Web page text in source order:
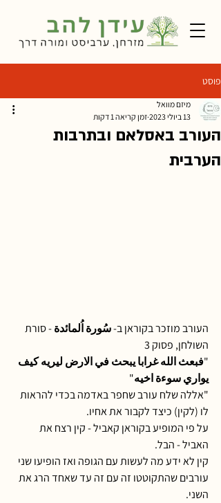
פוסט
העורב באסלאם ובתרבות
הערבית
מיזם מוואל
13 ביולי 2023
זמן קריאה 1 דקות
העורב מוזכר בקוראן ב- سُورة اُلمائدة - סורת
השולחן, פסוק 3
"فبعث الله غرابا يبحث في الارض ليريه كيف
يواري سوءة اخيه"
"אללה שלח עורב שחפר באדמה בכדי להראות
לו (לקין) כיצד לקבור את אחיו.
על פי המופיע בקוראן קאביל - קין רצח את
האביל - הבל.
קין לא ידע מה לעשות עם הגופה ואז הופיעו שני
עורבים שהתקוטטו זה עם זה עד שאחד הרג את
השני.